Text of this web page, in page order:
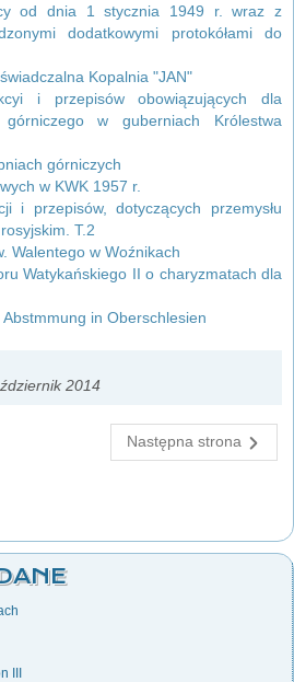
od dnia 1 stycznia 1949 r. wraz z
dodatkowymi protokółami do
Kopalnia "JAN"
i przepisów obowiązujących dla
górniczego w guberniach Królestwa
górniczych
w KWK 1957 r.
i przepisów, dotyczących przemysłu
T.2
Walentego w Woźnikach
Watykańskiego II o charyzmatach dla
in Oberschlesien
2014
Następna strona
III